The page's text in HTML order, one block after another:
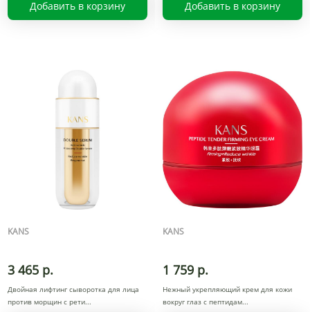
Добавить в корзину Добавить в корзину
KANS
3 465 р.
Двойная лифтинг сыворотка для лица
против морщин с рети
KANS
1 759 р.
Нежный укрепляющий крем для кожи
вокруг глаз с пептидам